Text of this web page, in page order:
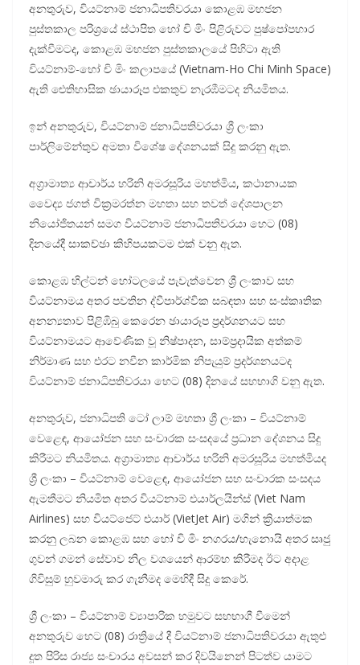
අනතුරුව, වියට්නාම් ජනාධිපතිවරයා කොළඹ මහජන
පුස්තකාල පරිශ්‍රයේ ස්ථාපිත හෝ චි මිං පිළිරුවට පුෂ්පෝපහාර
දැක්වීමටද, කොළඹ මහජන පුස්තකාලයේ පිහිටා ඇති
වියට්නාම්-හෝ චි මිං කලාපයේ (Vietnam-Ho Chi Minh Space)
ඇති ඓතිහාසික ඡායාරූප එකතුව නැරඹීමටද නියමිතය.
ඉන් අනතුරුව, වියට්නාම් ජනාධිපතිවරයා ශ්‍රී ලංකා
පාර්ලිමේන්තුව අමතා විශේෂ දේශනයක් සිදු කරනු ඇත.
අග්‍රාමාත්‍ය ආචාර්ය හරිනි අමරසූරිය මහත්මිය, කථානායක
වෛද්‍ය ජගත් වික්‍රමරත්න මහතා සහ තවත් දේශපාලන
නියෝජිතයන් සමග වියට්නාම් ජනාධිපතිවරයා හෙට (08)
දිනයේදී සාකච්ඡා කිහිපයකටම එක් වනු ඇත.
කොළඹ හිල්ටන් හෝටලයේ පැවැත්වෙන ශ්‍රී ලංකාව සහ
වියට්නාමය අතර පවතින ද්වීපාර්ශ්වික සබඳතා සහ සංස්කෘතික
අනන්‍යතාව පිළිඹිබු කෙරෙන ඡායාරූප ප්‍රදර්ශනයට සහ
වියට්නාමයට ආවේණික වූ නිෂ්පාදන, සාම්ප්‍රදායික අත්කම්
නිර්මාණ සහ එරට නවීන කාර්මික නිපැයුම් ප්‍රදර්ශනයටද
වියට්නාම් ජනාධිපතිවරයා හෙට (08) දිනයේ සහභාගි වනු ඇත.
අනතුරුව, ජනාධිපති ටෝ ලාම් මහතා ශ්‍රී ලංකා – වියට්නාම්
වෙළෙඳ, ආයෝජන සහ සංචාරක සංසදයේ ප්‍රධාන දේශනය සිදු
කිරීමට නියමිතය. අග්‍රාමාත්‍ය ආචාර්ය හරිනි අමරසූරිය මහත්මියද
ශ්‍රී ලංකා – වියට්නාම් වෙළෙඳ, ආයෝජන සහ සංචාරක සංසදය
ඇමතීමට නියමිත අතර වියට්නාම් එයාර්ලයින්ස් (Viet Nam
Airlines) සහ වියට්ජෙට් එයාර් (VietJet Air) මගින් ක්‍රියාත්මක
කරනු ලබන කොළඹ සහ හෝ චි මිං නගරය/හැනොයි අතර සෘජු
ගුවන් ගමන් සේවාව නිල වශයෙන් ආරම්භ කිරීමද ඊට අදාළ
ගිවිසුම් හුවමාරු කර ගැනීමද මෙහිදී සිදු කෙරේ.
ශ්‍රී ලංකා – වියට්නාම් ව්‍යාපාරික හමුවට සහභාගී වීමෙන්
අනතුරුව හෙට (08) රාත්‍රියේ දී වියට්නාම් ජනාධිපතිවරයා ඇතුළු
දූත පිරිස රාජ්‍ය සංචාරය අවසන් කර දිවයිනෙන් පිටත්ව යාමට